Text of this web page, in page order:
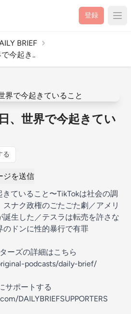
登録
BRIEF
今起き..
、世界で今起きてい
る
ジを送信
きていること〜TikTokは社会の調
ナク政権のごたごた劇／アメリ
誕生した／テスラは転売を許さな
のドンに性的暴行で有罪
ーズの詳細はこちら
podcasts/daily-brief/
サポートする
DAILYBRIEFSUPPORTERS